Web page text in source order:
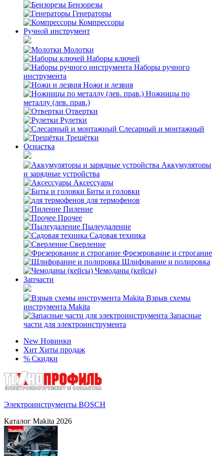
Бензорезы
Генераторы
Компрессоры
Ручной инструмент
Молотки
Наборы ключей
Наборы ручного
инструмента
Ножи и лезвия
Ножницы по
металлу (лев. прав.)
Отвертки
Рулетки
Слесарный и монтажный
Трещётки
Оснастка
Аккумуляторы
и зарядные устройства
Аксессуары
Биты и головки
для термофенов
Пиление
Прочее
Пылеудаление
Садовая техника
Сверление
Фрезерование и строгание
Шлифование и полировка
Чемоданы (кейсы)
Запчасти
Взрыв схемы
инструмента Makita
Запасные
части для электроинструмента
New Новинки
Хит Хиты продаж
% Скидки
Электроинструменты BOSCH
Каталог Makita 2026